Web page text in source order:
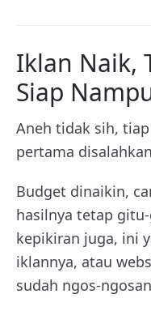
Iklan Naik,
Siap
Aneh tidak sih,
pertama
Budget dinaikin,
hasilnya tetap
kepikiran juga, ini
iklannya, atau
sudah ngos-